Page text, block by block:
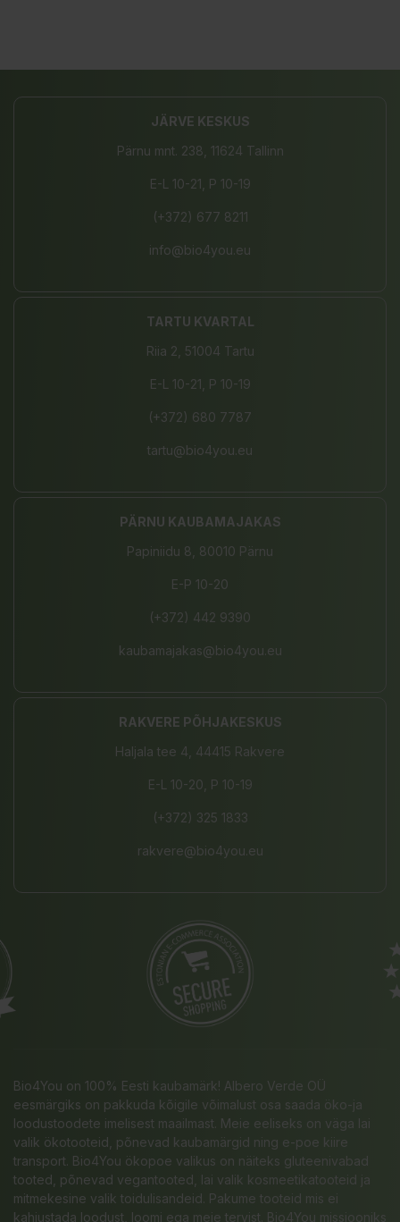
JÄRVE KESKUS
Pärnu mnt. 238, 11624 Tallinn
E-L 10-21, P 10-19
(+372) 677 8211
info@bio4you.eu
TARTU KVARTAL
Riia 2, 51004 Tartu
E-L 10-21, P 10-19
(+372) 680 7787
tartu@bio4you.eu
PÄRNU KAUBAMAJAKAS
Papiniidu 8, 80010 Pärnu
E-P 10-20
(+372) 442 9390
kaubamajakas@bio4you.eu
RAKVERE PÕHJAKESKUS
Haljala tee 4, 44415 Rakvere
E-L 10-20, P 10-19
(+372) 325 1833
rakvere@bio4you.eu
Bio4You on 100% Eesti kaubamärk! Albero Verde OÜ
eesmärgiks on pakkuda kõigile võimalust osa saada öko-ja
loodustoodete imelisest maailmast. Meie eeliseks on väga lai
valik ökotooteid, põnevad kaubamärgid ning e-poe kiire
transport. Bio4You ökopoe valikus on näiteks gluteenivabad
tooted, põnevad vegantooted, lai valik kosmeetikatooteid ja
mitmekesine valik toidulisandeid. Pakume tooteid mis ei
kahjustada loodust, loomi ega meie tervist. Bio4You missiooniks